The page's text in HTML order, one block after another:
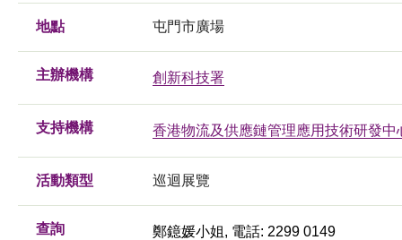
地點 屯門市廣場
主辦機構 創新科技署
支持機構 香港物流及供應鏈管理應用技術研發中
活動類型 巡迴展覽
查詢 鄭鐿媛小姐, 電話: 2299 0149